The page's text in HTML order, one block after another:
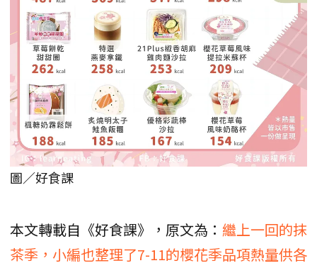
圖／好食課
本文轉載自《好食課》，原文為： 繼上一回的抹
茶季，小編也整理了7-11的櫻花季品項熱量供各